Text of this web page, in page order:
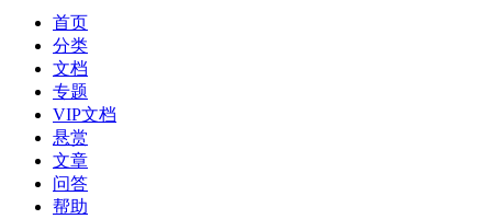
首页
分类
文档
专题
VIP文档
悬赏
文章
问答
帮助